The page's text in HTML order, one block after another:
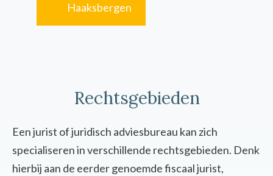
Haaksbergen
Rechtsgebieden
Een jurist of juridisch adviesbureau kan zich
specialiseren in verschillende rechtsgebieden. Denk
hierbij aan de eerder genoemde fiscaal jurist,